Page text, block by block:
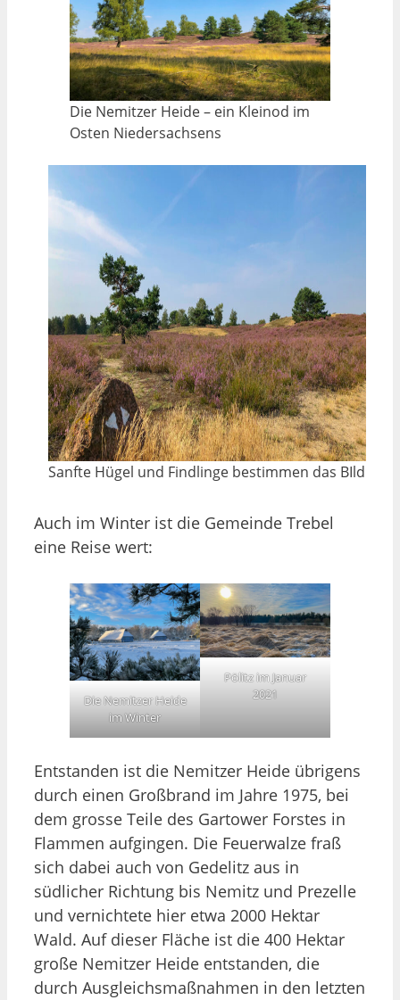
Die Nemitzer Heide – ein Kleinod im
Osten Niedersachsens
Sanfte Hügel und Findlinge bestimmen das BIld
Auch im Winter ist die Gemeinde Trebel
eine Reise wert:
Die Nemitzer Heide
im Winter
Pölitz im Januar
2021
Entstanden ist die Nemitzer Heide übrigens
durch einen Großbrand im Jahre 1975, bei
dem grosse Teile des Gartower Forstes in
Flammen aufgingen. Die Feuerwalze fraß
sich dabei auch von Gedelitz aus in
südlicher Richtung bis Nemitz und Prezelle
und vernichtete hier etwa 2000 Hektar
Wald. Auf dieser Fläche ist die 400 Hektar
große Nemitzer Heide entstanden, die
durch Ausgleichsmaßnahmen in den letzten